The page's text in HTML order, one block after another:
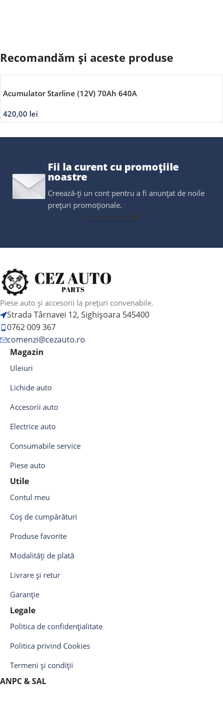
Recomandăm și aceste produse
Acumulator Starline (12V) 70Ah 640A
420,00 lei
Fii la curent cu promoțiile
noastre
Creează-ți un cont pentru a fi anunțat de noile
prețuri promoționale.
Creează cont
Piese auto și accesorii la prețuri convenabile.
Strada Târnavei 12, Sighișoara 545400
0762 009 367
comenzi@cezauto.ro
Magazin
Uleiuri
Lichide auto
Accesorii auto
Electrice auto
Consumabile service
Piese auto
Utile
Contul meu
Coș de cumpărături
Produse favorite
Modalități de plată
Livrare și retur
Garanție
Legale
Politica de confidențialitate
Politica privind Cookies
Termeni și condiții
ANPC & SAL